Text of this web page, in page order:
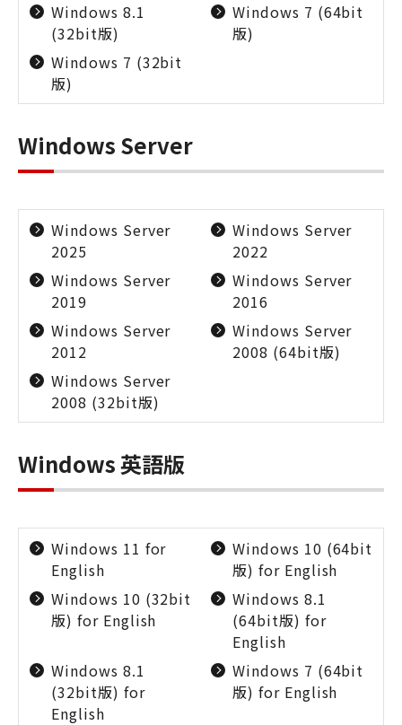
Windows 8.1
(32bit版)
Windows 7 (64bit
版)
Windows 7 (32bit
版)
Windows Server
Windows Server
2025
Windows Server
2022
Windows Server
2019
Windows Server
2016
Windows Server
2012
Windows Server
2008 (64bit版)
Windows Server
2008 (32bit版)
Windows 英語版
Windows 11 for
English
Windows 10 (64bit
版) for English
Windows 10 (32bit
版) for English
Windows 8.1
(64bit版) for
English
Windows 8.1
(32bit版) for
English
Windows 7 (64bit
版) for English